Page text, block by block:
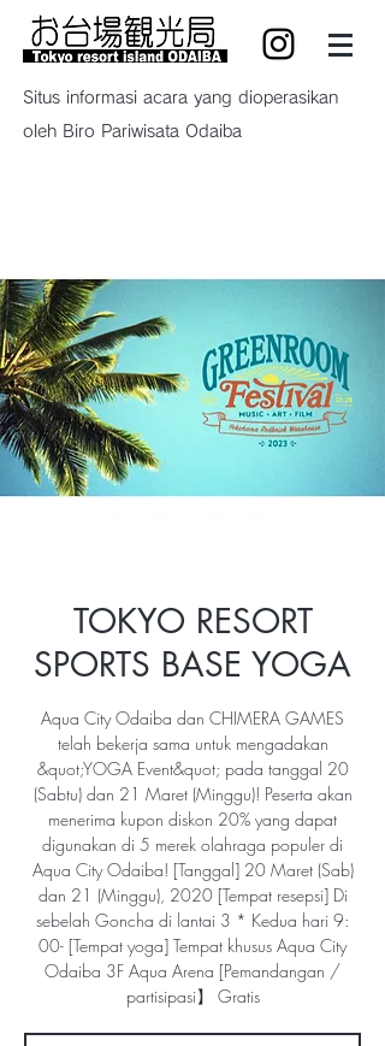
Situs informasi acara yang dioperasikan
oleh Biro Pariwisata Odaiba
TOKYO RESORT
SPORTS BASE YOGA
Aqua City Odaiba dan CHIMERA GAMES
telah bekerja sama untuk mengadakan
&quot;YOGA Event&quot; pada tanggal 20
(Sabtu) dan 21 Maret (Minggu)! Peserta akan
menerima kupon diskon 20% yang dapat
digunakan di 5 merek olahraga populer di
Aqua City Odaiba! [Tanggal] 20 Maret (Sab)
dan 21 (Minggu), 2020 [Tempat resepsi] Di
sebelah Goncha di lantai 3 * Kedua hari 9:
00- [Tempat yoga] Tempat khusus Aqua City
Odaiba 3F Aqua Arena [Pemandangan /
partisipasi】 Gratis